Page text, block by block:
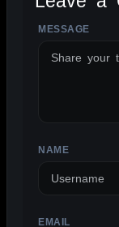
MESSAGE
NAME
EMAIL
ALTERNATIVE: